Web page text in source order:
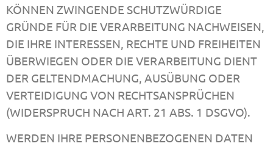
KÖNNEN ZWINGENDE SCHUTZWÜRDIGE
GRÜNDE FÜR DIE VERARBEITUNG NACHWEISEN,
DIE IHRE INTERESSEN, RECHTE UND FREIHEITEN
ÜBERWIEGEN ODER DIE VERARBEITUNG DIENT
DER GELTENDMACHUNG, AUSÜBUNG ODER
VERTEIDIGUNG VON RECHTSANSPRÜCHEN
(WIDERSPRUCH NACH ART. 21 ABS. 1 DSGVO).
WERDEN IHRE PERSONENBEZOGENEN DATEN